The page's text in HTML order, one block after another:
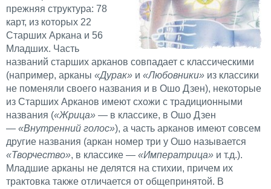
прежняя структура: 78
карт, из которых 22
Старших Аркана и 56
Младших. Часть
названий старших арканов совпадает с классическими
(например, арканы «Дурак» и «Любовники» из классики
не поменяли своего названия и в Ошо Дзен), некоторые
из Старших Арканов имеют схожи с традиционными
названия («Жрица» — в классике, в Ошо Дзен
— «Внутренний голос»), а часть арканов имеют совсем
другие названия (аркан номер три у Ошо называется
«Творчество», в классике — «Императрица» и т.д.).
Младшие арканы не делятся на стихии, причем их
трактовка также отличается от общепринятой. В